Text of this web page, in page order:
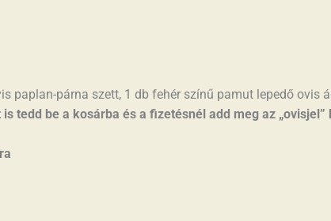
paplan-párna szett, 1 db fehér színű pamut lepedő ovis
tedd be a kosárba és a fizetésnél add meg az „ovisjel”